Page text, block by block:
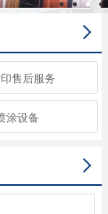

售后服务
涂设备
